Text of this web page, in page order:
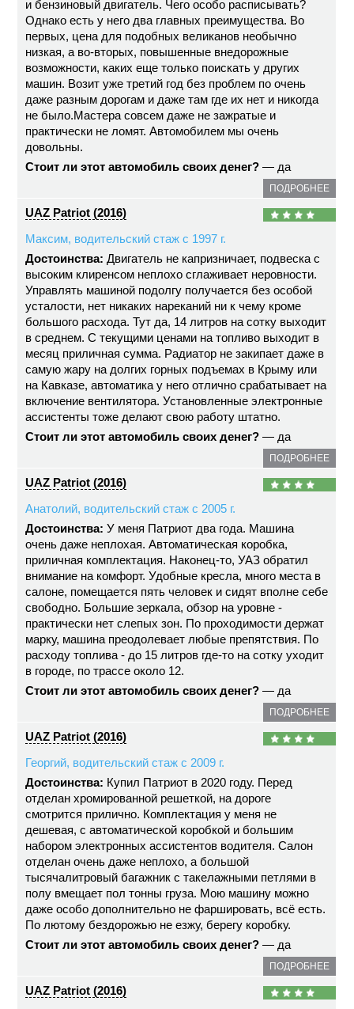
и бензиновый двигатель. Чего особо расписывать?
Однако есть у него два главных преимущества. Во
первых, цена для подобных великанов необычно
низкая, а во-вторых, повышенные внедорожные
возможности, каких еще только поискать у других
машин. Возит уже третий год без проблем по очень
даже разным дорогам и даже там где их нет и никогда
не было.Мастера совсем даже не зажратые и
практически не ломят. Автомобилем мы очень
довольны.
Стоит ли этот автомобиль своих денег? — да
ПОДРОБНЕЕ
UAZ Patriot (2016)
Максим, водительский стаж с 1997 г.
Достоинства: Двигатель не капризничает, подвеска с
высоким клиренсом неплохо сглаживает неровности.
Управлять машиной подолгу получается без особой
усталости, нет никаких нареканий ни к чему кроме
большого расхода. Тут да, 14 литров на сотку выходит
в среднем. С текущими ценами на топливо выходит в
месяц приличная сумма. Радиатор не закипает даже в
самую жару на долгих горных подъемах в Крыму или
на Кавказе, автоматика у него отлично срабатывает на
включение вентилятора. Установленные электронные
ассистенты тоже делают свою работу штатно.
Стоит ли этот автомобиль своих денег? — да
ПОДРОБНЕЕ
UAZ Patriot (2016)
Анатолий, водительский стаж с 2005 г.
Достоинства: У меня Патриот два года. Машина
очень даже неплохая. Автоматическая коробка,
приличная комплектация. Наконец-то, УАЗ обратил
внимание на комфорт. Удобные кресла, много места в
салоне, помещается пять человек и сидят вполне себе
свободно. Большие зеркала, обзор на уровне -
практически нет слепых зон. По проходимости держат
марку, машина преодолевает любые препятствия. По
расходу топлива - до 15 литров где-то на сотку уходит
в городе, по трассе около 12.
Стоит ли этот автомобиль своих денег? — да
ПОДРОБНЕЕ
UAZ Patriot (2016)
Георгий, водительский стаж с 2009 г.
Достоинства: Купил Патриот в 2020 году. Перед
отделан хромированной решеткой, на дороге
смотрится прилично. Комплектация у меня не
дешевая, с автоматической коробкой и большим
набором электронных ассистентов водителя. Салон
отделан очень даже неплохо, а большой
тысячалитровый багажник с такелажными петлями в
полу вмещает пол тонны груза. Мою машину можно
даже особо дополнительно не фаршировать, всё есть.
По лютому бездорожью не езжу, берегу коробку.
Стоит ли этот автомобиль своих денег? — да
ПОДРОБНЕЕ
UAZ Patriot (2016)